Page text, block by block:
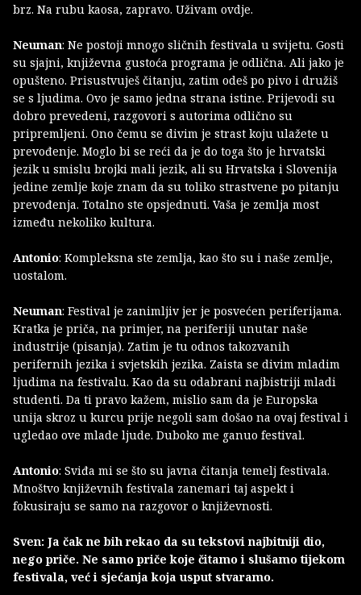
brz. Na rubu kaosa, zapravo. Uživam ovdje.
Neuman: Ne postoji mnogo sličnih festivala u svijetu. Gosti
su sjajni, književna gustoća programa je odlična. Ali jako je
opušteno. Prisustvuješ čitanju, zatim odeš po pivo i družiš
se s ljudima. Ovo je samo jedna strana istine. Prijevodi su
dobro prevedeni, razgovori s autorima odlično su
pripremljeni. Ono čemu se divim je strast koju ulažete u
prevođenje. Moglo bi se reći da je do toga što je hrvatski
jezik u smislu brojki mali jezik, ali su Hrvatska i Slovenija
jedine zemlje koje znam da su toliko strastvene po pitanju
prevođenja. Totalno ste opsjednuti. Vaša je zemlja most
između nekoliko kultura.
Antonio: Kompleksna ste zemlja, kao što su i naše zemlje,
uostalom.
Neuman: Festival je zanimljiv jer je posvećen periferijama.
Kratka je priča, na primjer, na periferiji unutar naše
industrije (pisanja). Zatim je tu odnos takozvanih
perifernih jezika i svjetskih jezika. Zaista se divim mladim
ljudima na festivalu. Kao da su odabrani najbistriji mladi
studenti. Da ti pravo kažem, mislio sam da je Europska
unija skroz u kurcu prije negoli sam došao na ovaj festival i
ugledao ove mlade ljude. Duboko me ganuo festival.
Antonio: Sviđa mi se što su javna čitanja temelj festivala.
Mnoštvo književnih festivala zanemari taj aspekt i
fokusiraju se samo na razgovor o književnosti.
Sven: Ja čak ne bih rekao da su tekstovi najbitniji dio,
nego priče. Ne samo priče koje čitamo i slušamo tijekom
festivala, već i sjećanja koja usput stvaramo.